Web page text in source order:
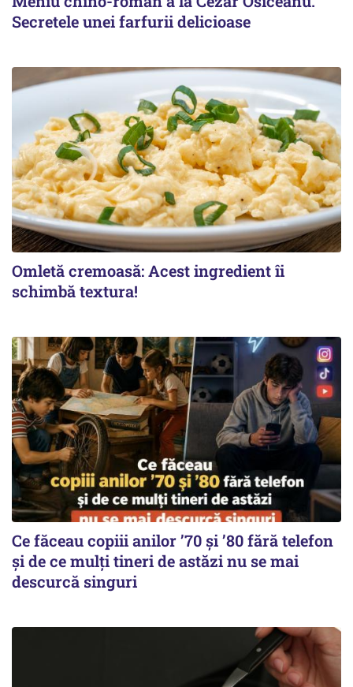
Secretele unei farfurii delicioase
Omletă cremoasă: Acest ingredient îi
schimbă textura!
Ce făceau copiii anilor ’70 și ’80 fără telefon
și de ce mulți tineri de astăzi nu se mai
descurcă singuri